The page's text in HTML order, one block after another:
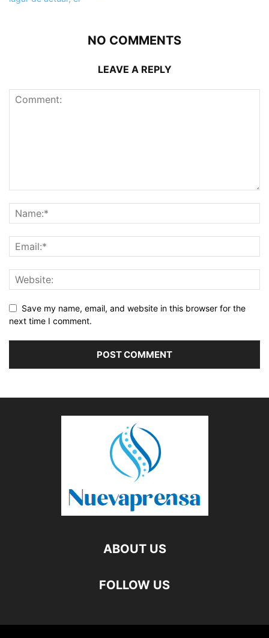
NO COMMENTS
LEAVE A REPLY
Save my name, email, and website in this browser for the
next time I comment.
ABOUT US
FOLLOW US